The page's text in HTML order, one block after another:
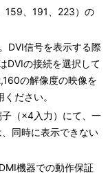
159、191、223）の
DVI信号を表示する際
DVIの接続を選択して
の解像度の映像を
ださい。
子（×4入力）にて、一
同時に表示できない
機器での動作保証